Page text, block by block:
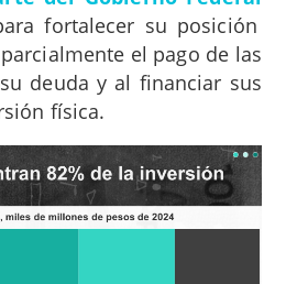
fortalecer su posición
el pago de las
deuda y al financiar sus
física.